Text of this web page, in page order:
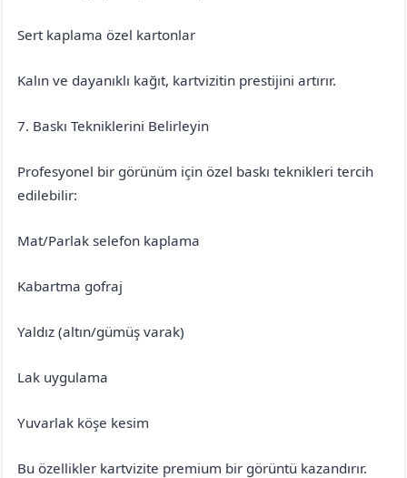
Sert kaplama özel kartonlar
Kalın ve dayanıklı kağıt, kartvizitin prestijini artırır.
7. Baskı Tekniklerini Belirleyin
Profesyonel bir görünüm için özel baskı teknikleri tercih
edilebilir:
Mat/Parlak selefon kaplama
Kabartma gofraj
Yaldız (altın/gümüş varak)
Lak uygulama
Yuvarlak köşe kesim
Bu özellikler kartvizite premium bir görüntü kazandırır.